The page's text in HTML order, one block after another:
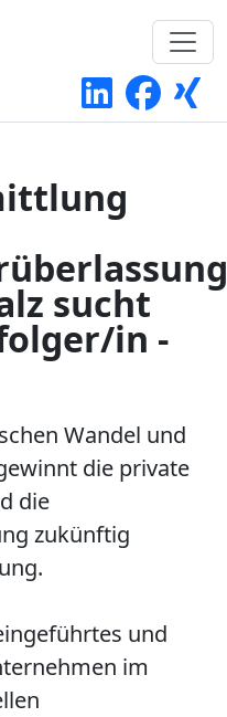
sucht
in -
Wandel und
die private
die
zukünftig
und
im